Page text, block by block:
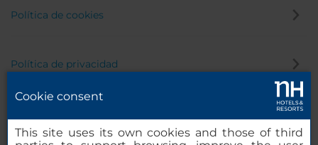
Política de cookies
Política de privacidad
Cookie consent
This site uses its own cookies and those of third